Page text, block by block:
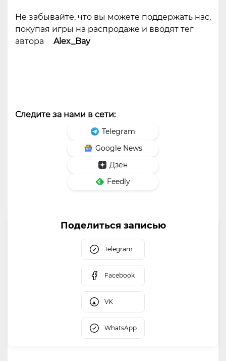
Не забывайте, что вы можете поддержать нас,
покупая игры на распродаже и вводят тег
автора
Alex_Bay
Следите за нами в сети:
Telegram
Google News
Дзен
Feedly
Поделиться записью
Telegram
Facebook
VK
WhatsApp